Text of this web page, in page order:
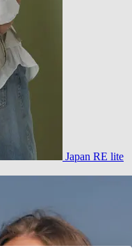
Japan RE lite